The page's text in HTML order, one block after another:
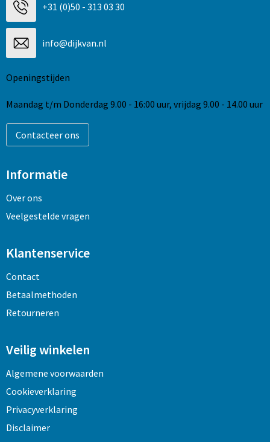
+31 (0)50 - 313 03 30
info@dijkvan.nl
Openingstijden
Maandag t/m Donderdag 9.00 - 16:00 uur, vrijdag 9.00 - 14.00 uur
Contacteer ons
Informatie
Over ons
Veelgestelde vragen
Klantenservice
Contact
Betaalmethoden
Retourneren
Veilig winkelen
Algemene voorwaarden
Cookieverklaring
Privacyverklaring
Disclaimer